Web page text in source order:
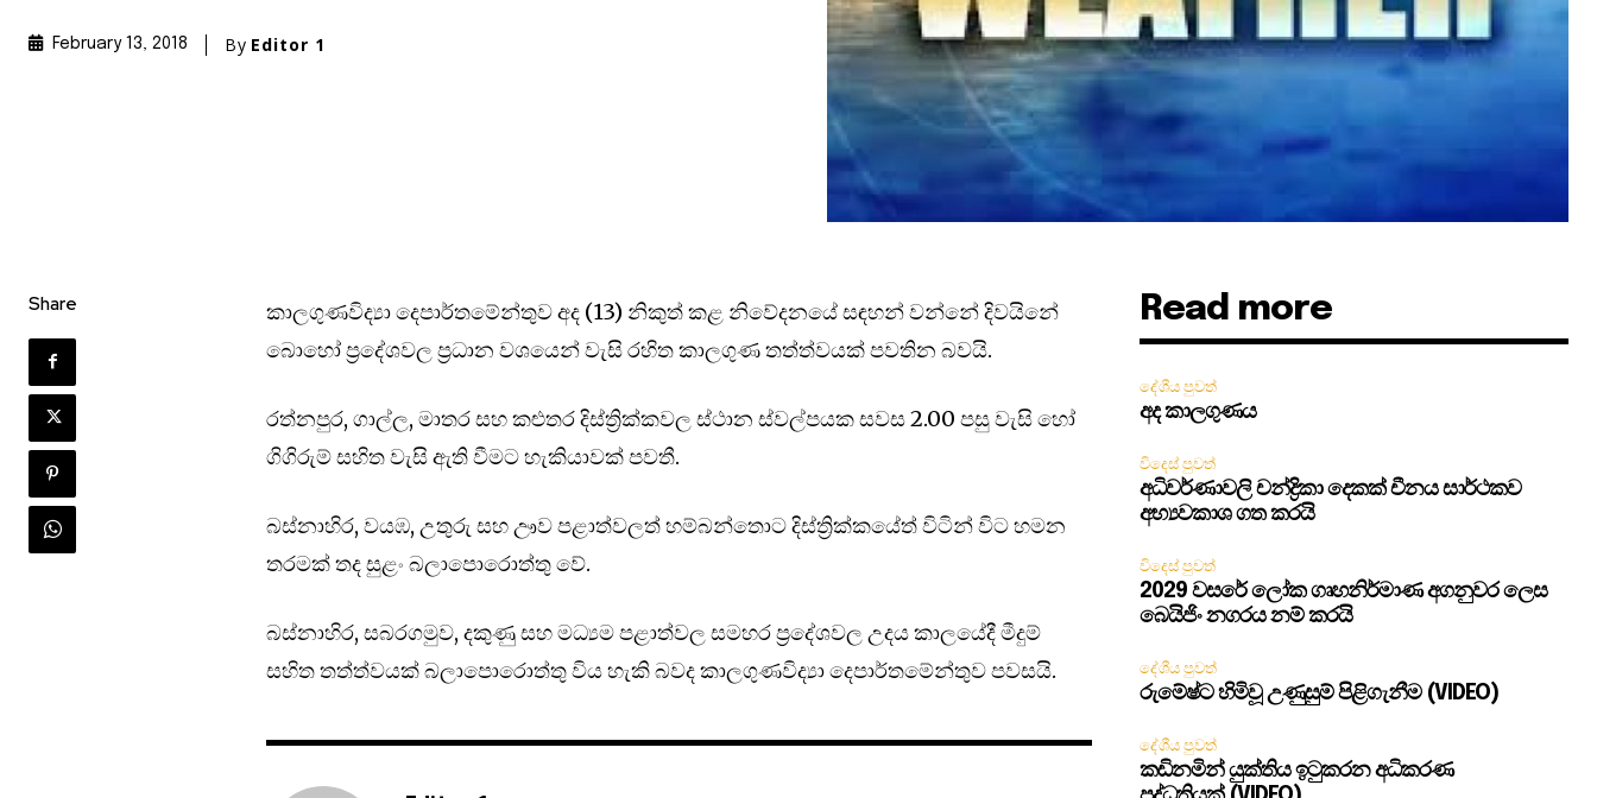
February 13, 2018 By Editor 1
Share
කාලගුණවිද්‍යා දෙපාර්තමේන්තුව අද (13) නිකුත් කළ නිවේදනයේ සඳහන් වන්නේ දිවයිනේ
බොහෝ ප්‍රදේශවල ප්‍රධාන වශයෙන් වැසි රහිත කාලගුණ තත්ත්වයක් පවතින බවයි.
රත්නපුර, ගාල්ල, මාතර සහ කළුතර දිස්ත්‍රික්කවල ස්ථාන ස්වල්පයක සවස 2.00 පසු වැසි හෝ
ගිගිරුම් සහිත වැසි ඇති වීමට හැකියාවක් පවතී.
බස්නාහිර, වයඹ, උතුරු සහ ඌව පළාත්වලත් හම්බන්තොට දිස්ත්‍රික්කයේත් විටින් විට හමන
තරමක් තද සුළං බලාපොරොත්තු වේ.
බස්නාහිර, සබරගමුව, දකුණු සහ මධ්‍යම පළාත්වල සමහර ප්‍රදේශවල උදය කාලයේදී මීදුම්
සහිත තත්ත්වයක් බලාපොරොත්තු විය හැකි බවද කාලගුණවිද්‍යා දෙපාර්තමේන්තුව පවසයි.
Read more
දේශීය පුවත්
අද කාලගුණය
විදෙස් පුවත්
අධිවර්ණාවලි චන්ද්‍රිකා දෙකක් චීනය සාර්ථකව
අභ්‍යවකාශ ගත කරයි
විදෙස් පුවත්
2029 වසරේ ලෝක ගෘහනිර්මාණ අගනුවර ලෙස
බෙයිජිං නගරය නම් කරයි
දේශීය පුවත්
රුමේෂ්ට හිමිවූ උණුසුම් පිළිගැනීම (VIDEO)
දේශීය පුවත්
කඩිනමින් යුක්තිය ඉටුකරන අධිකරණ